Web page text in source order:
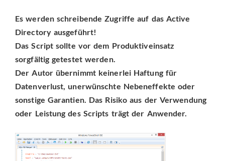
Es werden schreibende Zugriffe auf das Active
Directory ausgeführt!
Das Script sollte vor dem Produktiveinsatz
sorgfältig getestet werden.
Der Autor übernimmt keinerlei Haftung für
Datenverlust, unerwünschte Nebeneffekte oder
sonstige Garantien. Das Risiko aus der Verwendung
oder Leistung des Scripts trägt der Anwender.